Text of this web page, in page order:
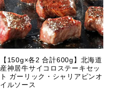
【150g×各2 合計600g】北海道
産神居牛サイコロステーキセッ
ト ガーリック・シャリアピンオ
イルソース